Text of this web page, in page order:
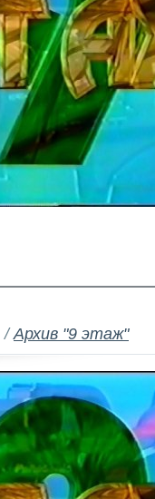
/Архив "9 этаж"